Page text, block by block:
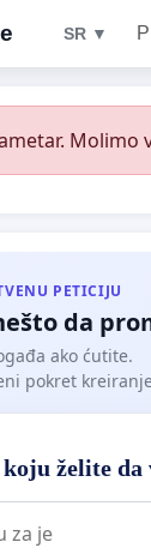
SR ▼
PETICIJU
da
ako ćutite.
pokret
želite da